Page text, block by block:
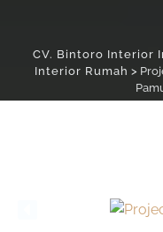
CV. Bintoro Interior
Interior Rumah >